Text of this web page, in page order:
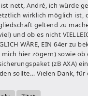
ist nett, André, ich würde
wirklich möglich ist,
geltend zu
und ob es nicht
WÄRE, EIN 64er zu
hier zögern) sowie ob
(zB AXA)
sollte… Vielen Dank, für